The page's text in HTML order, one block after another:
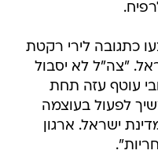
כתגובה לירי רקטת
"צה"ל לא יסבול
עוטף עזה תחת
לפעול בעוצמה
ישראל. ארגון